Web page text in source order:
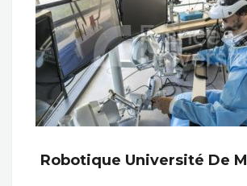
Robotique Université De